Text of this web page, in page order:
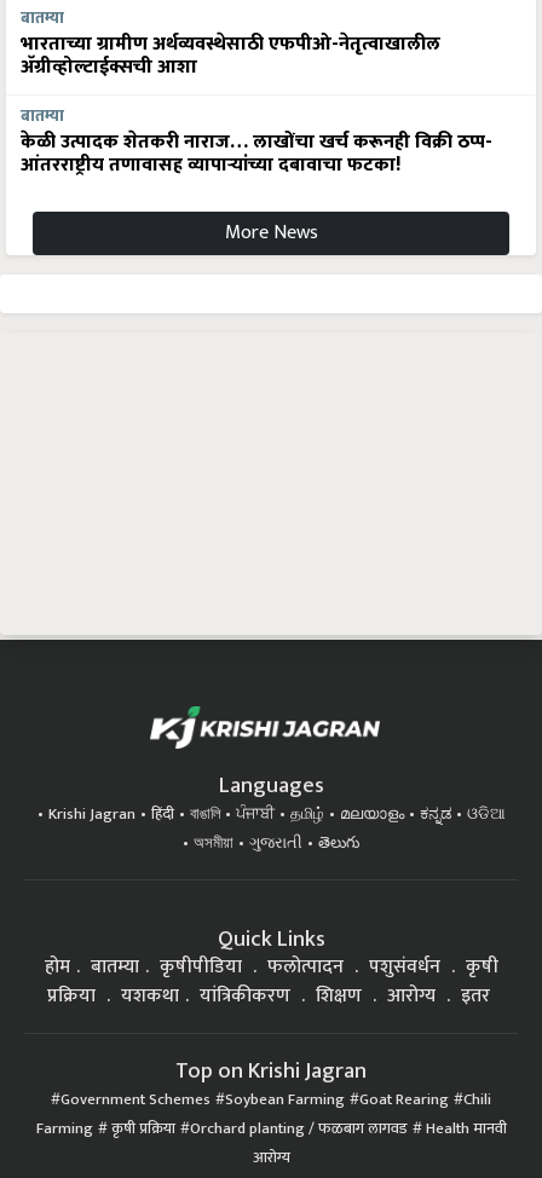
बातम्या
भारताच्या ग्रामीण अर्थव्यवस्थेसाठी एफपीओ-नेतृत्वाखालील
अ‍ॅग्रीव्होल्टाईक्सची आशा
बातम्या
केळी उत्पादक शेतकरी नाराज… लाखोंचा खर्च करूनही विक्री ठप्प-
आंतरराष्ट्रीय तणावासह व्यापाऱ्यांच्या दबावाचा फटका!
More News
Languages
Krishi Jagran हिंदी বাঙালি ਪੰਜਾਬੀ தமிழ் മലയാളം ಕನ್ನಡ
ଓଡିଆ
অসমীয়া
ગુજરાતી తెలుగు
Quick Links
होम बातम्या कृषीपीडिया फलोत्पादन पशुसंवर्धन
कृषी
प्रक्रिया
यशकथा यांत्रिकीकरण शिक्षण आरोग्य इतर
Top on Krishi Jagran
Government Schemes Soybean Farming Goat Rearing Chili
Farming कृषी प्रक्रिया Orchard planting / फळबाग लागवड Health मानवी
आरोग्य